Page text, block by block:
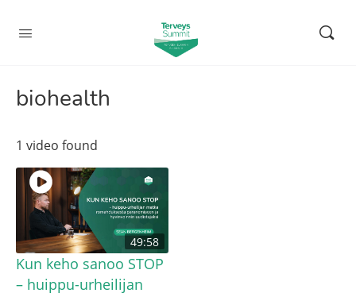
biohealth
1 video found
49:58
Kun keho sanoo STOP
– huippu-urheilijan